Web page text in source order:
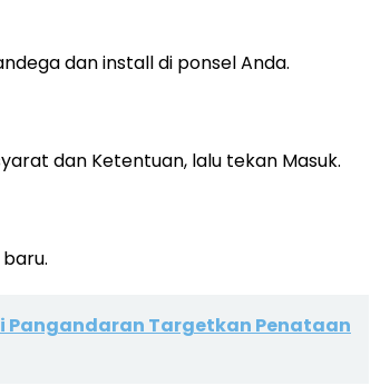
dan install di ponsel Anda.
dan Ketentuan, lalu tekan Masuk.
Pangandaran Targetkan Penataan